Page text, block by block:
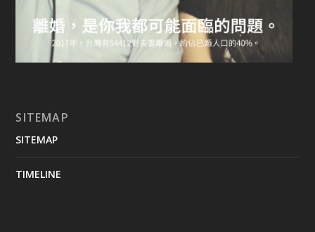
SITEMAP
SITEMAP
TIMELINE